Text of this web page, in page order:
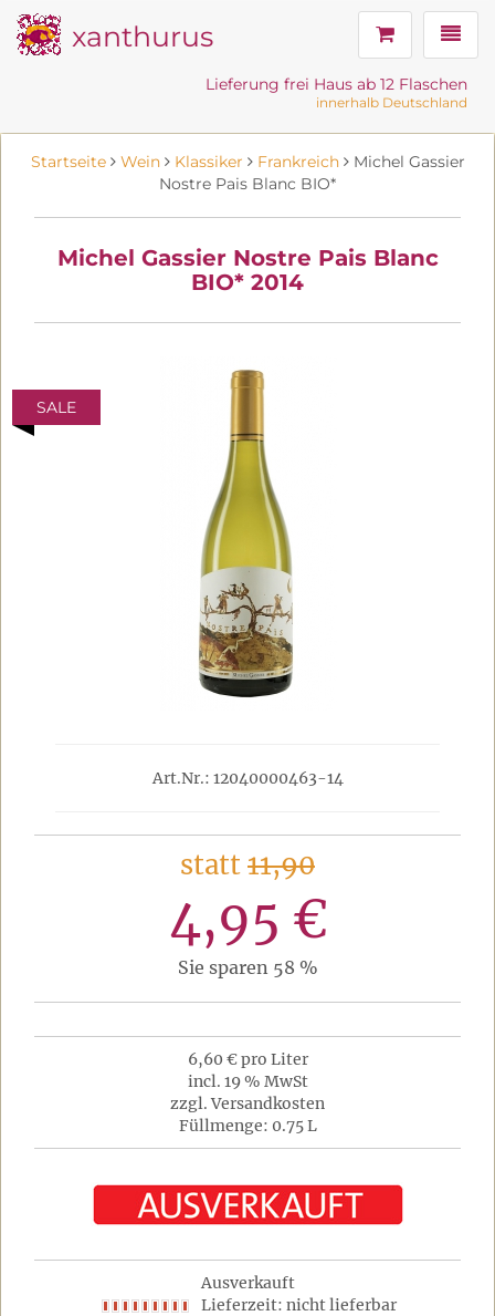
xanthurus
Lieferung frei Haus ab 12 Flaschen
innerhalb Deutschland
Startseite Wein Klassiker Frankreich Michel Gassier
Nostre Pais Blanc BIO*
Michel Gassier Nostre Pais Blanc
BIO* 2014
SALE
Art.Nr.: 12040000463-14
statt11,90
4,95 €
Sie sparen 58 %
6,60 € pro Liter
incl. 19 % MwSt
zzgl. Versandkosten
Füllmenge: 0.75 L
Ausverkauft
Lieferzeit: nicht lieferbar